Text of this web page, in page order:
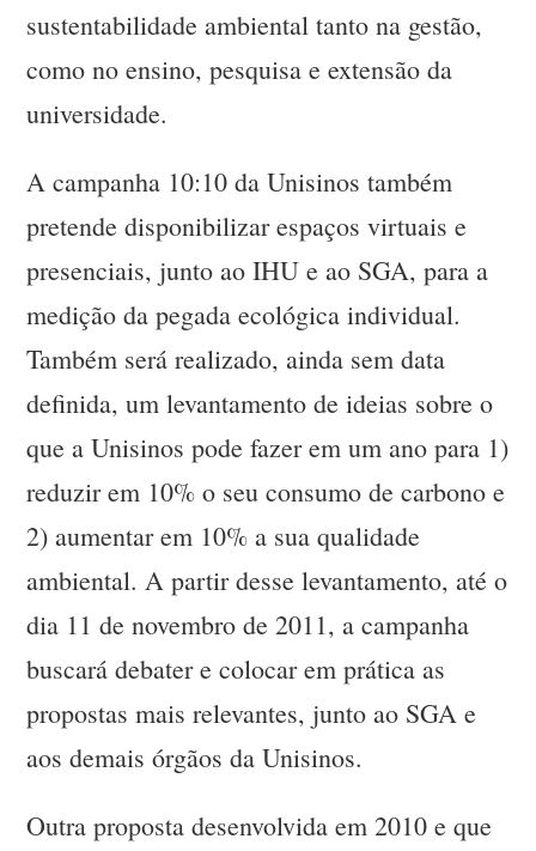
sustentabilidade ambiental tanto na gestão,
como no ensino, pesquisa e extensão da
universidade.
A campanha 10:10 da Unisinos também
pretende disponibilizar espaços virtuais e
presenciais, junto ao IHU e ao SGA, para a
medição da pegada ecológica individual.
Também será realizado, ainda sem data
definida, um levantamento de ideias sobre o
que a Unisinos pode fazer em um ano para 1)
reduzir em 10% o seu consumo de carbono e
2) aumentar em 10% a sua qualidade
ambiental. A partir desse levantamento, até o
dia 11 de novembro de 2011, a campanha
buscará debater e colocar em prática as
propostas mais relevantes, junto ao SGA e
aos demais órgãos da Unisinos.
Outra proposta desenvolvida em 2010 e que